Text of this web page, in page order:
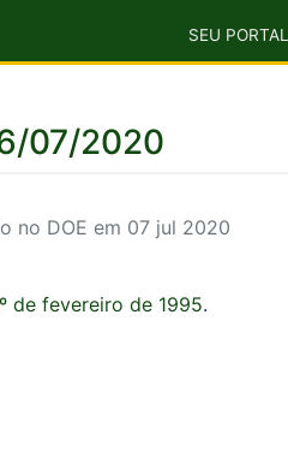
SEU
07/2020
no DOE em 07 jul 2020
de fevereiro de 1995.